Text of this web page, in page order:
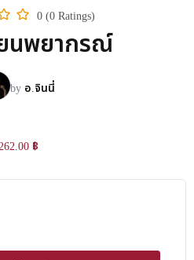
0 (0 Ratings)
นพยากรณ์
by อ.จินนี่
฿